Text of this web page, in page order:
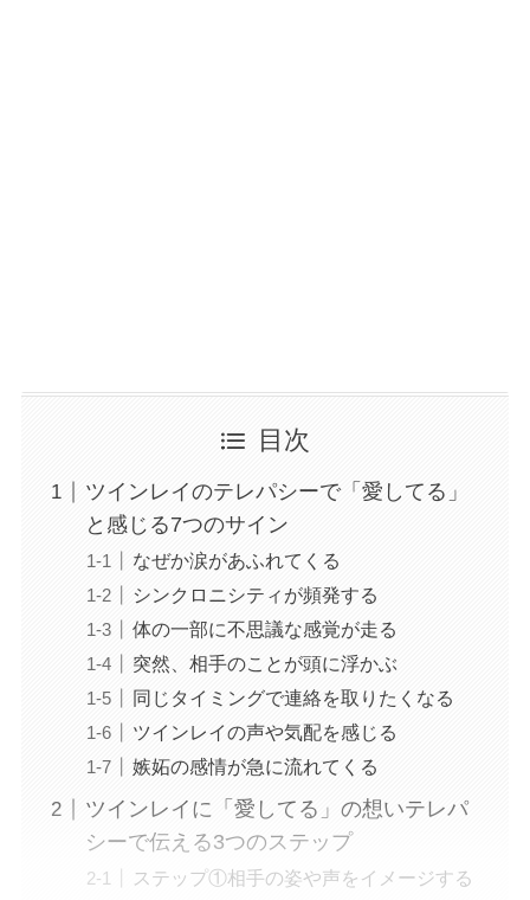
目次
ツインレイのテレパシーで「愛してる」
と感じる7つのサイン
なぜか涙があふれてくる
シンクロニシティが頻発する
体の一部に不思議な感覚が走る
突然、相手のことが頭に浮かぶ
同じタイミングで連絡を取りたくなる
ツインレイの声や気配を感じる
嫉妬の感情が急に流れてくる
ツインレイに「愛してる」の想いテレパ
シーで伝える3つのステップ
ステップ①相手の姿や声をイメージする